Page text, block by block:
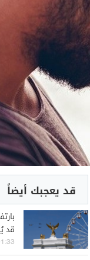
قد يعجبك أيضاً
قد
| 2026-08-07